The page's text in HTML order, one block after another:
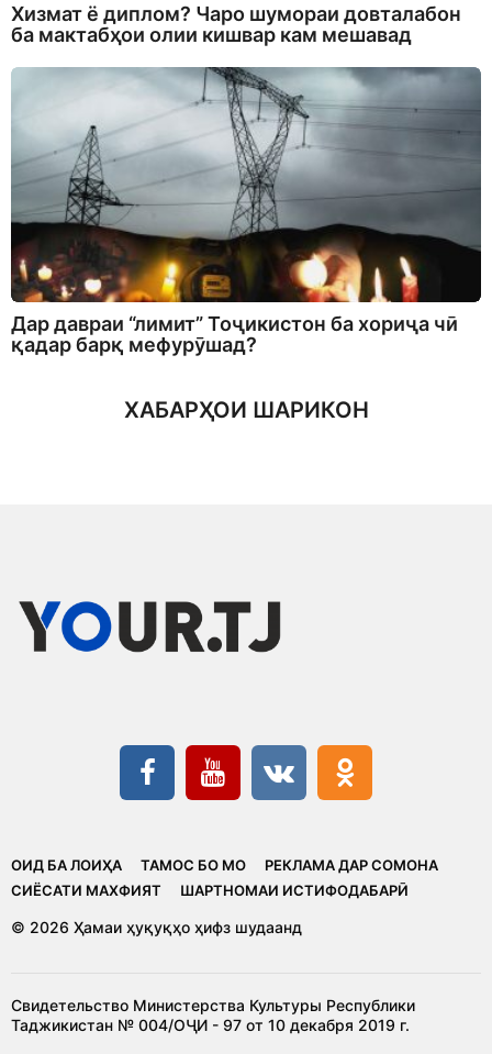
Хизмат ё диплом? Чаро шумораи довталабон
ба мактабҳои олии кишвар кам мешавад
Дар давраи “лимит” Тоҷикистон ба хориҷа чӣ
қадар барқ мефурӯшад?
ХАБАРҲОИ ШАРИКОН
ОИД БА ЛОИҲА ТАМОС БО МО
РЕКЛАМА ДАР СОМОНА
CИЁСАТИ МАХФИЯТ
ШАРТНОМАИ ИСТИФОДАБАРӢ
© 2026 Ҳамаи ҳуқуқҳо ҳифз шудаанд
Свидетельство Министерства Культуры Республики
Таджикистан № 004/ОҶИ - 97 от 10 декабря 2019 г.